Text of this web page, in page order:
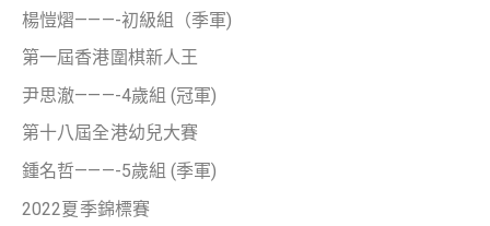
楊愷熠———-初級組（季軍)
第一屆香港圍棋新人王
尹思澈———-4歲組 (冠軍)
第十八屆全港幼兒大賽
鍾名哲———-5歲組 (季軍)
2022夏季錦標賽